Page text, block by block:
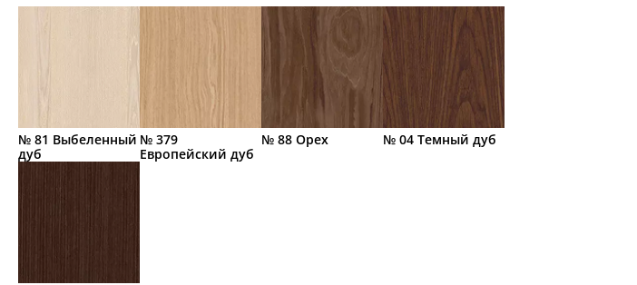
№ 81 Выбеленный
дуб
№ 379
Европейский дуб
№ 88 Орех № 04 Темный дуб